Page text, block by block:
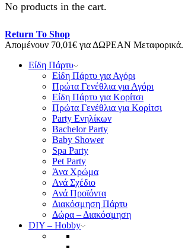
No products in the cart.
Return To Shop
Απομένουν 70,01€ για ΔΩΡΕΑΝ Μεταφορικά.
Είδη Πάρτυ
Είδη Πάρτυ για Αγόρι
Πρώτα Γενέθλια για Αγόρι
Είδη Πάρτυ για Κορίτσι
Πρώτα Γενέθλια για Κορίτσι
Party Ενηλίκων
Bachelor Party
Baby Shower
Spa Party
Pet Party
Άνα Χρώμα
Ανά Σχέδιο
Ανά Προϊόντα
Διακόσμηση Πάρτυ
Δώρα – Διακόσμηση
DIY – Hobby